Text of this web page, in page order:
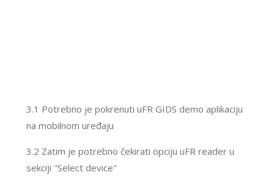
3.1 Potrebno je pokrenuti uFR GIDS demo aplikaciju
na mobilnom uređaju
3.2 Zatim je potrebno čekirati opciju uFR reader u
sekciji "Select device"